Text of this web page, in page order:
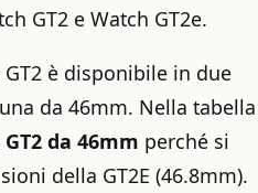
GT2 e Watch GT2e.
è disponibile in due
da 46mm. Nella tabella
da 46mm perché si
della GT2E (46.8mm).